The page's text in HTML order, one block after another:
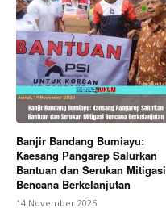
Banjir Bandang Bumiayu:
Kaesang Pangarep Salurkan
Bantuan dan Serukan Mitigasi
Bencana Berkelanjutan
14 November 2025